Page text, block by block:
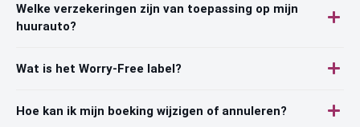
Welke verzekeringen zijn van toepassing op mijn
huurauto?
Wat is het Worry-Free label?
Hoe kan ik mijn boeking wijzigen of annuleren?